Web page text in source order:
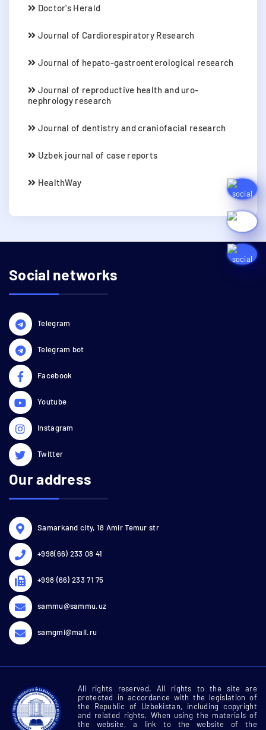
Doctor's Herald
Journal of Cardiorespiratory Research
Journal of hepato-gastroenterological research
Journal of reproductive health and uro-
nephrology research
Journal of dentistry and craniofacial research
Uzbek journal of case reports
HealthWay
Social networks
Telegram
Telegram bot
Facebook
Youtube
Instagram
Twitter
Our address
Samarkand city, 18 Amir Temur str
+998(66) 233 08 41
+998 (66) 233 71 75
sammu@sammu.uz
samgmi@mail.ru
All rights reserved. All rights to the site are
protected in accordance with the legislation of
the Republic of Uzbekistan, including copyright
and related rights. When using the materials of
the website, a link to the website of the